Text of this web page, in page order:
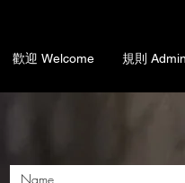
歡迎 Welcome 規則